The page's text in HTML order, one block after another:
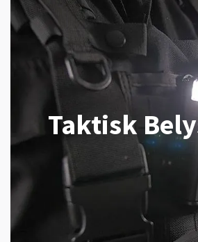
Taktisk